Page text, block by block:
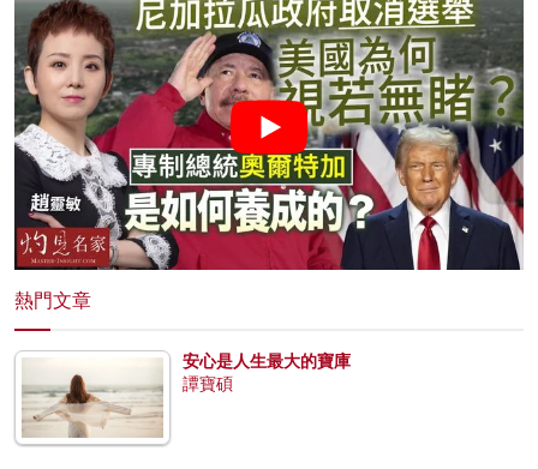
熱門文章
安心是人生最大的寶庫
譚寶碩